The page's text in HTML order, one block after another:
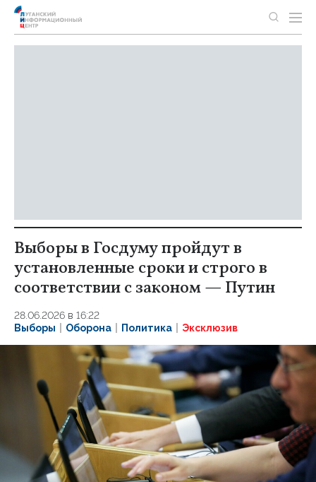
Выборы в Госдуму пройдут в
установленные сроки и строго в
соответствии с законом — Путин
28.06.2026 в 16:22
Выборы
Оборона Политика Эксклюзив